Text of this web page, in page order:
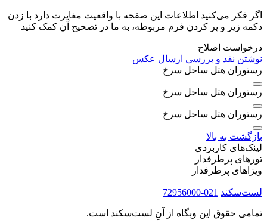
اگر فکر می‌کنید اطلاعات این صفحه با واقعیت مغایرت دارد با زدن
دکمه زیر و پر کردن فرم مربوطه، به ما در تصحیح آن کمک کنید
درخواست اصلاح
نوشتن نقد و بررسی ارسال عکس
رستوران هتل ساحل سرخ
رستوران هتل ساحل سرخ
رستوران هتل ساحل سرخ
بازگشت به بالا
لینک‌های کاربردی
تورهای پرطرفدار
ویزاهای پرطرفدار
لست‌سکند 021-72956000
تمامی حقوق این وبگاه از آنِ لست‌سکند است.